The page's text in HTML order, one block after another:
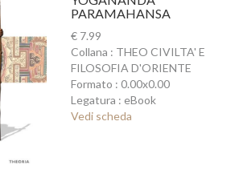
PARAMAHANSA
€ 7.99
Collana : THEO CIVILTA' E
FILOSOFIA D'ORIENTE
Formato : 0.00x0.00
Legatura : eBook
Vedi scheda